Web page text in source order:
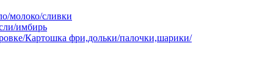
молоко/сливки
имбирь
Картошка фри,дольки/палочки,шарики/